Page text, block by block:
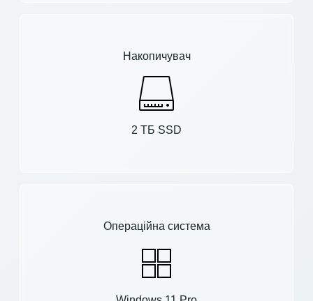
Накопичувач
2 ТБ SSD
Операційна система